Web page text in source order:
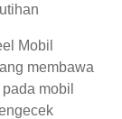
Mobil
membawa
mobil